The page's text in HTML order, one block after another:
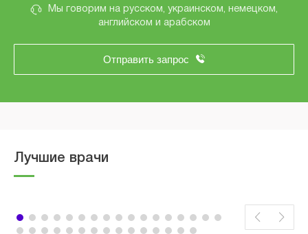
Мы говорим на русском, украинском, немецком,
английском и арабском
Отправить запрос
Лучшие врачи